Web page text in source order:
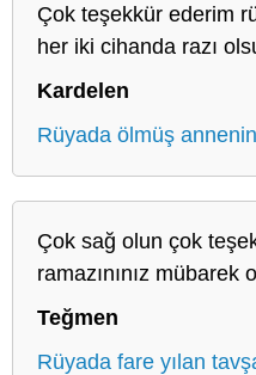
Çok teşekkür ederim
her iki cihanda razı
Kardelen
Rüyada ölmüş
Çok sağ olun çok
ramazınınız mübarek
Teğmen
Rüyada fare yılan